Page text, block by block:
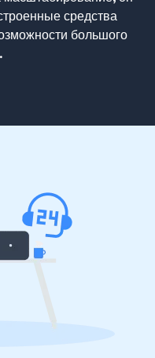
средства
большого